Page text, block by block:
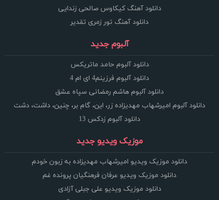
دانلود آهنگ کیکاوس صالحی زندایی
دانلود آهنگ تور زمری تقدیر
آلبوم جدید
دانلود آلبوم حامد ماتریکس
دانلود آلبوم فرزینم4 ای ام 4
دانلود آلبوم هاشم رمضانی سپاه عشق
دانلود آلبوم امیرشهاب مهدیزاده زر، این، گام بر، چنین، داشت، دشت
دانلود آلبوم زدکس 13
موزیک ویدیو جدید
دانلود موزیک ویدیو امیرشهاب مهدیزاده به زبون خودم
دانلود موزیک ویدیو عرفان فرهنگیان پرونده غم
دانلود موزیک ویدیو علی جبلی آزادی